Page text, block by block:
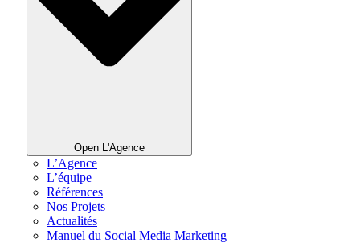
Open L'Agence
L’Agence
L’équipe
Références
Nos Projets
Actualités
Manuel du Social Media Marketing